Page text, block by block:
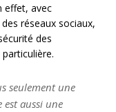
effet, avec
réseaux sociaux,
des
seulement une
aussi une